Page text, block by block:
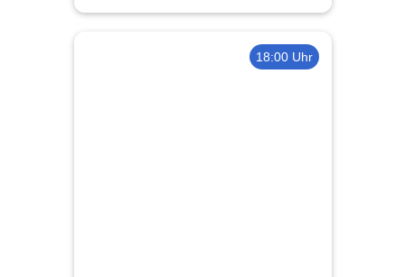
18:00 Uhr